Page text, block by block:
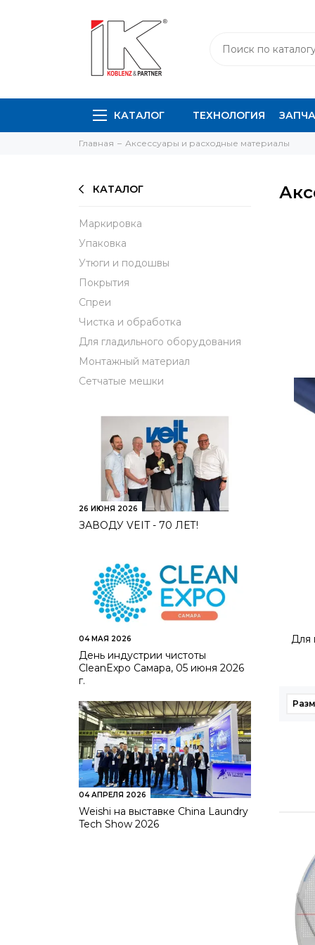
КАТАЛОГ ТЕХНОЛОГИЯ
Главная Аксессуары и расходные материалы
КАТАЛОГ
Маркировка
Упаковка
Утюги и подошвы
Покрытия
Спреи
Чистка и обработка
Для гладильного оборудования
Монтажный материал
Сетчатые мешки
26 ИЮНЯ 2026
ЗАВОДУ VEIT - 70 ЛЕТ!
04 МАЯ 2026
День индустрии чистоты
CleanExpo Самара, 05 июня 2026
г.
04 АПРЕЛЯ 2026
Weishi на выставке China Laundry
Tech Show 2026
Для